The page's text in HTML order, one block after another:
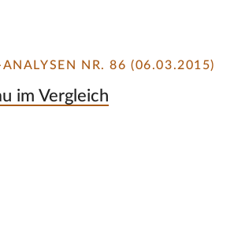
NR. 86 (06.03.2015)
im Vergleich